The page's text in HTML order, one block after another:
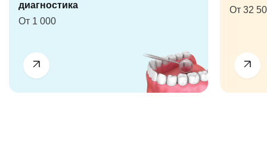
диагностика
От 1 000
От 32